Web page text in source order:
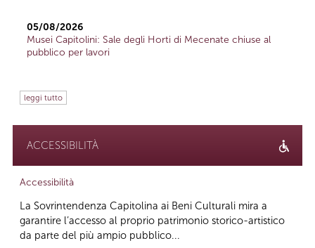
05/08/2026
Musei Capitolini: Sale degli Horti di Mecenate chiuse al
pubblico per lavori
leggi tutto
ACCESSIBILITÀ
Accessibilità
La Sovrintendenza Capitolina ai Beni Culturali mira a
garantire l’accesso al proprio patrimonio storico-artistico
da parte del più ampio pubblico...